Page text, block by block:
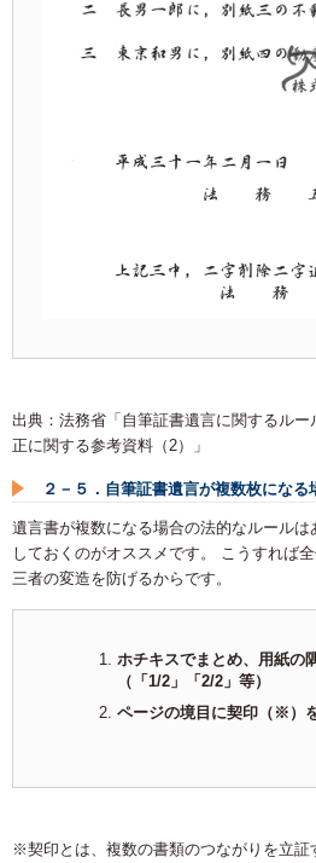
出典：法務省「自筆証書遺言に関するル
正に関する参考資料（2）」
２－５．自筆証書遺言が複数枚になる
遺言書が複数になる場合の法的なルール
しておくのがオススメです。 こうすれば
三者の変造を防げるからです。
ホチキスでまとめ、用紙の
（「1/2」「2/2」等）
ページの境目に契印（※）
※契印とは、複数の書類のつながりを立証